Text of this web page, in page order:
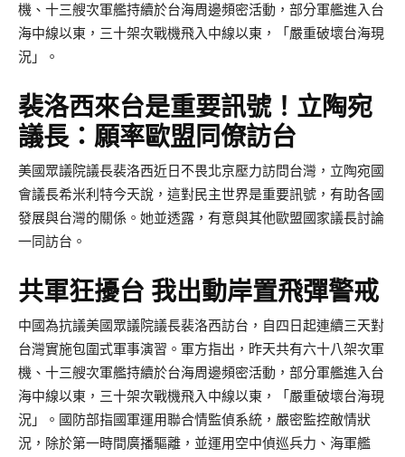
機、十三艘次軍艦持續於台海周邊頻密活動，部分軍艦進入台
海中線以東，三十架次戰機飛入中線以東，「嚴重破壞台海現
況」。
裴洛西來台是重要訊號！立陶宛
議長：願率歐盟同僚訪台
美國眾議院議長裴洛西近日不畏北京壓力訪問台灣，立陶宛國
會議長希米利特今天說，這對民主世界是重要訊號，有助各國
發展與台灣的關係。她並透露，有意與其他歐盟國家議長討論
一同訪台。
共軍狂擾台 我出動岸置飛彈警戒
中國為抗議美國眾議院議長裴洛西訪台，自四日起連續三天對
台灣實施包圍式軍事演習。軍方指出，昨天共有六十八架次軍
機、十三艘次軍艦持續於台海周邊頻密活動，部分軍艦進入台
海中線以東，三十架次戰機飛入中線以東，「嚴重破壞台海現
況」。國防部指國軍運用聯合情監偵系統，嚴密監控敵情狀
況，除於第一時間廣播驅離，並運用空中偵巡兵力、海軍艦